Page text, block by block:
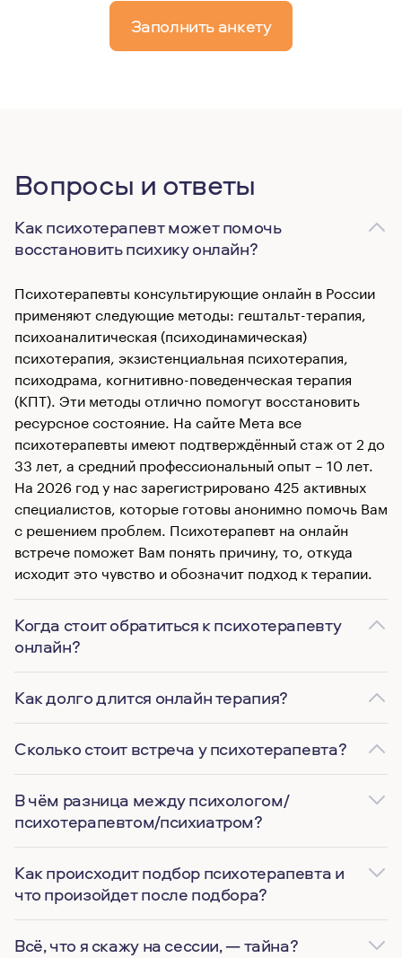
Заполнить анкету
Вопросы и ответы
Как психотерапевт может помочь
восстановить психику онлайн?
Психотерапевты консультирующие онлайн в России
применяют следующие методы: гештальт-терапия,
психоаналитическая (психодинамическая)
психотерапия, экзистенциальная психотерапия,
психодрама, когнитивно-поведенческая терапия
(КПТ). Эти методы отлично помогут восстановить
ресурсное состояние. На сайте Мета все
психотерапевты имеют подтверждённый стаж от 2 до
33 лет, а средний профессиональный опыт – 10 лет.
На 2026 год у нас зарегистрировано 425 активных
специалистов, которые готовы анонимно помочь Вам
с решением проблем. Психотерапевт на онлайн
встрече поможет Вам понять причину, то, откуда
исходит это чувство и обозначит подход к терапии.
Когда стоит обратиться к психотерапевту
онлайн?
Как долго длится онлайн терапия?
Сколько стоит встреча у психотерапевта?
В чём разница между психологом/
психотерапевтом/психиатром?
Как происходит подбор психотерапевта и
что произойдет после подбора?
Всё, что я скажу на сессии, — тайна?